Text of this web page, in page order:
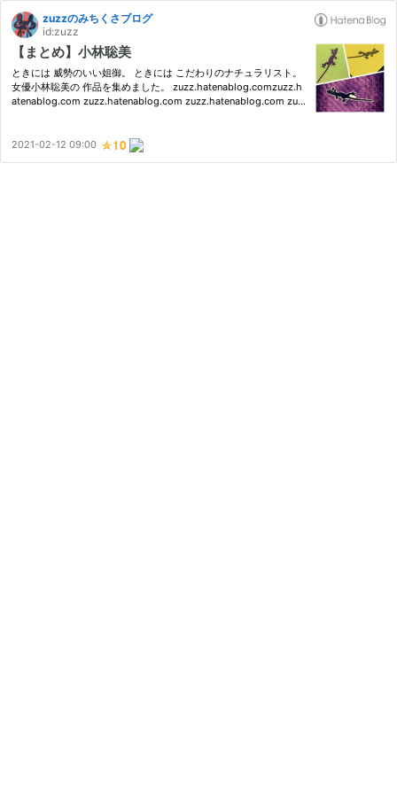
zuzzのみちくさブログ
id:zuzz
【まとめ】小林聡美
ときには 威勢のいい姐御。 ときには こだわりのナチュラリスト。
女優小林聡美の 作品を集めました。 zuzz.hatenablog.comzuzz.h
atenablog.com zuzz.hatenablog.com zuzz.hatenablog.com zuz
z.hate…
2021-02-12 09:00